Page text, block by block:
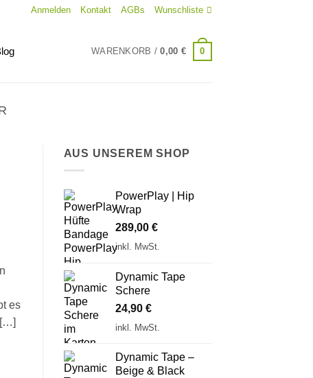
Anmelden Kontakt AGBs Wunschliste
WARENKORB /0,00 € 0
es
[…]
AUS UNSEREM SHOP
PowerPlay | Hip
Wrap
289,00 €
inkl. MwSt.
Dynamic Tape
Schere
24,90 €
inkl. MwSt.
Dynamic Tape –
Beige & Black